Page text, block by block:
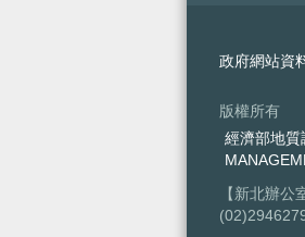
政府網站資
版權所有
經濟部地質
【新北辦